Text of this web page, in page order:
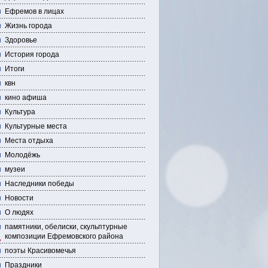
Ефремов в лицах
Жизнь города
Здоровье
История города
Итоги
квн
кино афиша
Культура
Культурные места
Места отдыха
Молодёжь
музеи
Наследники победы
Новости
О людях
памятники, обелиски, скульптурные
композиции Ефремовского района
поэты Красивомечья
Праздники